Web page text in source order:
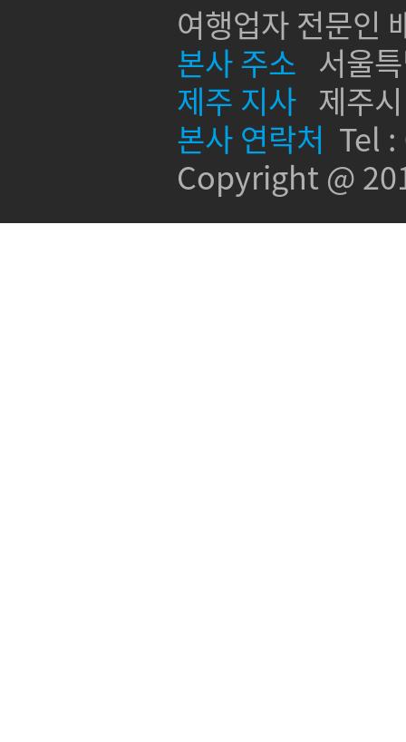
여행업자 전문인
본사 주소 서울
제주 지사 제주
본사 연락처 Tel
Copyright @